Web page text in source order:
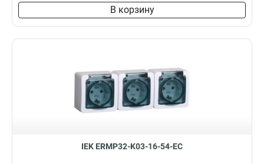
В корзину
IEK ERMP32-K03-16-54-EC